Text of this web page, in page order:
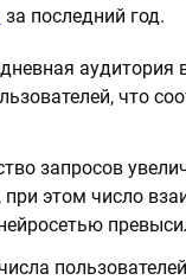
за последний год.
аудитория
что
запросов
при этом число